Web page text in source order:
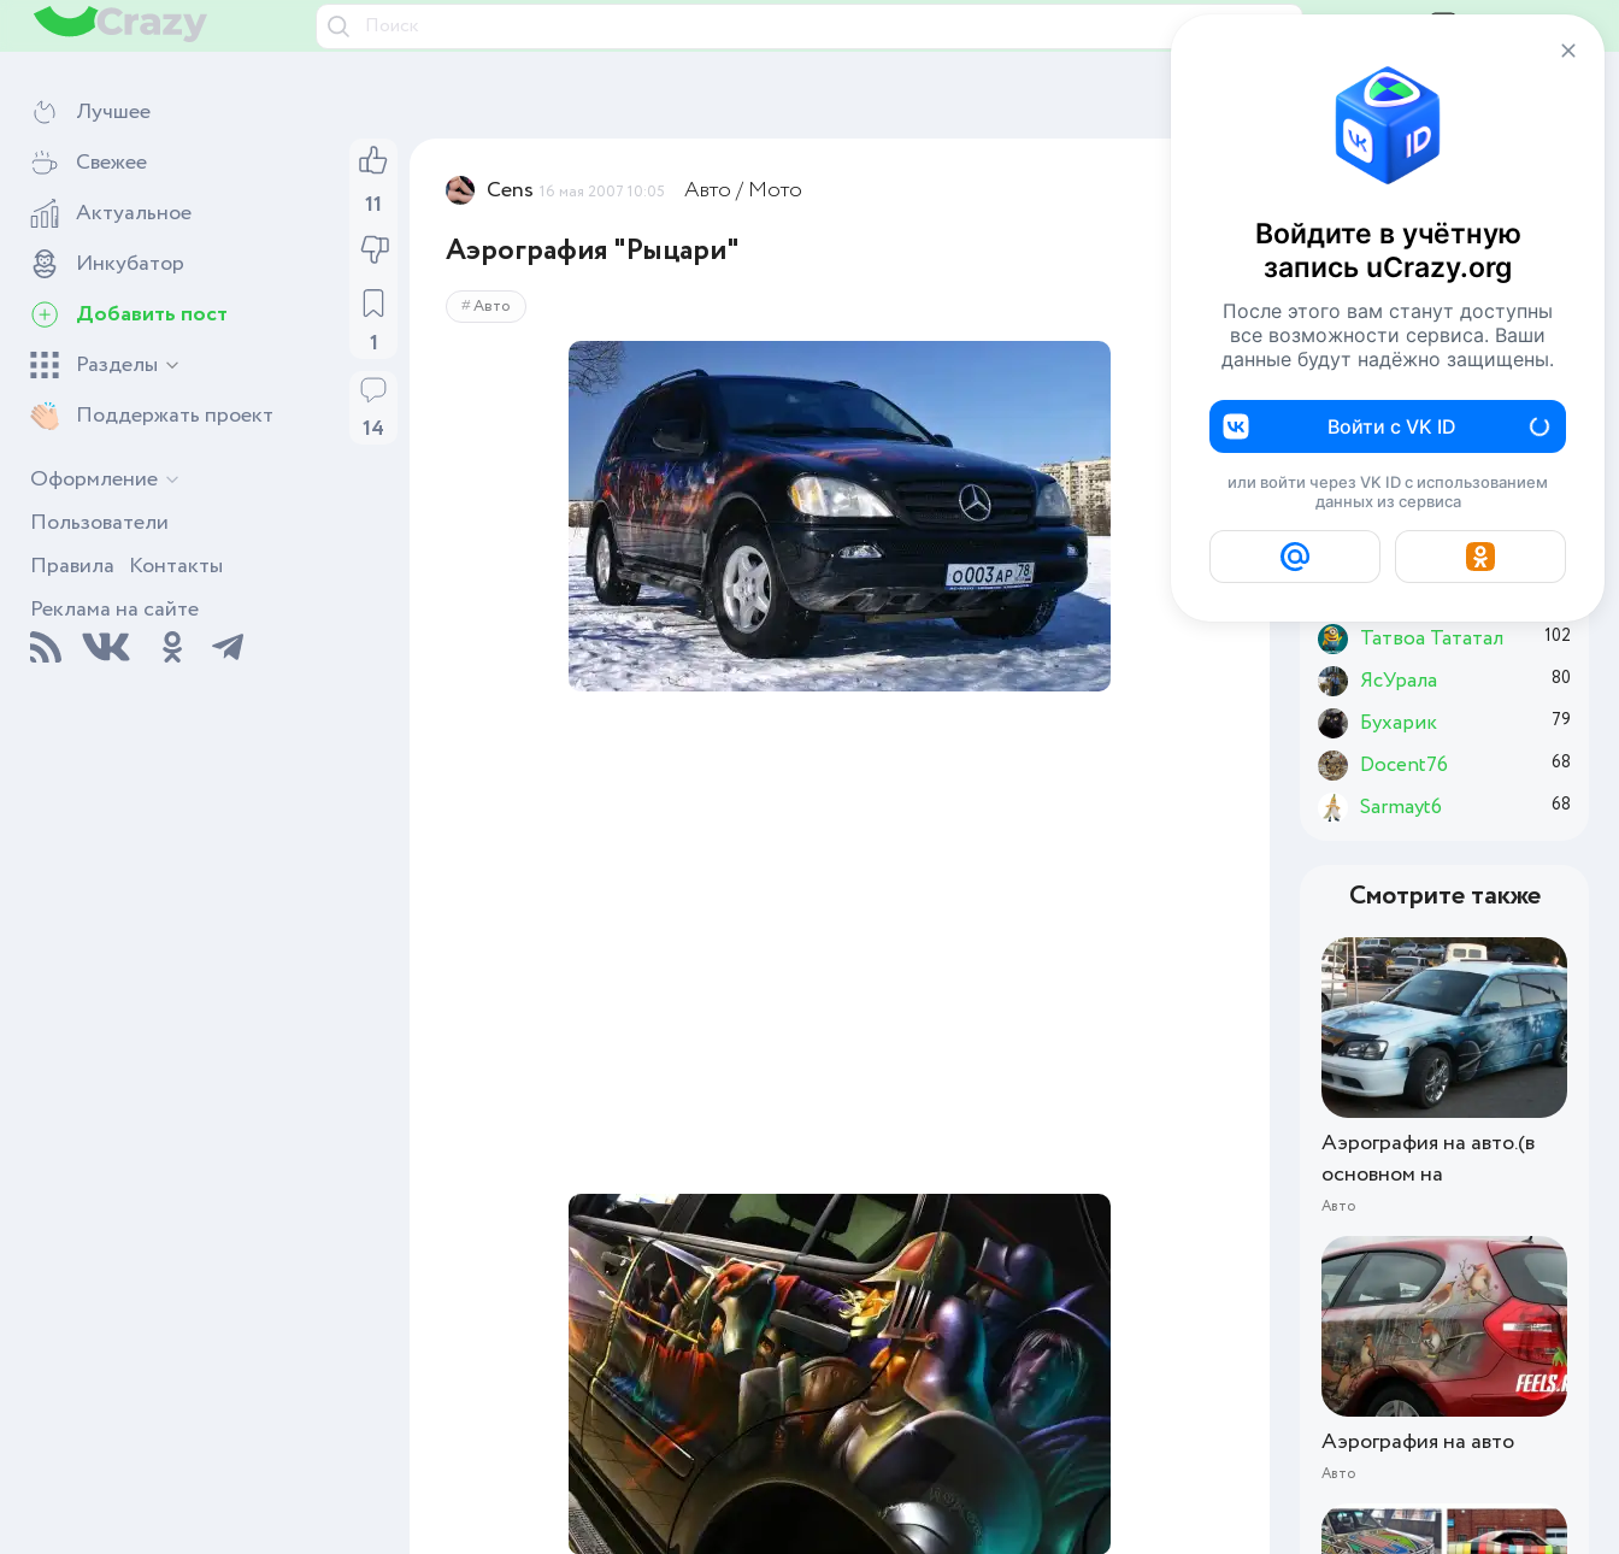
Авторизация
Лучшее
Свежее
Актуальное
Инкубатор
Добавить пост
Разделы
Поддержать проект
Оформление
Пользователи
Правила Контакты
Реклама на сайте
Сейчас онлайн
31 пользователь
Всего посетителей 653
Рекорд: 12737 посетителей
Комментаторы недели
NiShkni 220
Евгений114
Комсомолец
Татвоа Тататал 102
ЯсУрала 80
Бухарик 79
Docent76 68
Sarmayt6 68
Смотрите также
Аэрография на авто.(в
основном на
Авто
Аэрография на авто
Авто
11
1
14
Cens 16 мая 2007 10:05 Авто / Мото
Аэрография "Рыцари"
Авто
Войдите в учётную
запись uCrazy.org
После этого вам станут доступны
все возможности сервиса. Ваши
данные будут надёжно защищены.
Войти с VK ID
или войти через VK ID с использованием
данных из сервиса